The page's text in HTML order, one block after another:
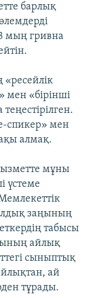
барлық
мың гривна
мен «бірінші
спикер» мен
алмақ.
мұны
үстеме
заңының
табысы
айлық
сыныптық
ай
тұрады.